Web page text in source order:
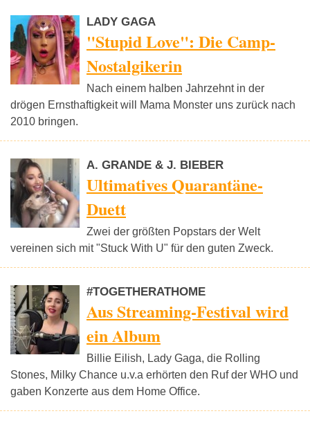
LADY GAGA
"Stupid Love": Die Camp-
Nostalgikerin
Nach einem halben Jahrzehnt in der
drögen Ernsthaftigkeit will Mama Monster uns zurück nach
2010 bringen.
A. GRANDE & J. BIEBER
Ultimatives Quarantäne-
Duett
Zwei der größten Popstars der Welt
vereinen sich mit "Stuck With U" für den guten Zweck.
#TOGETHERATHOME
Aus Streaming-Festival wird
ein Album
Billie Eilish, Lady Gaga, die Rolling
Stones, Milky Chance u.v.a erhörten den Ruf der WHO und
gaben Konzerte aus dem Home Office.